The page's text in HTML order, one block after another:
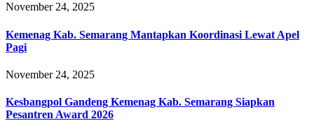
November 24, 2025
Kemenag Kab. Semarang Mantapkan Koordinasi Lewat Apel
Pagi
November 24, 2025
Kesbangpol Gandeng Kemenag Kab. Semarang Siapkan
Pesantren Award 2026